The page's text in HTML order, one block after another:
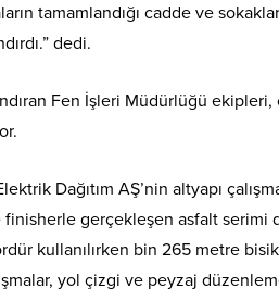
tamamlandığı cadde ve
dedi.
Fen İşleri Müdürlüğü
Dağıtım AŞ’nin altyapı
finisherle gerçekleşen asfalt serimi
kullanılırken bin 265 metre
yol çizgi ve peyzaj